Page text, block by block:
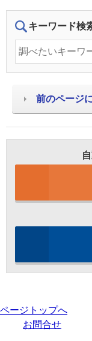
キーワード検
前のページ
ページトップへ
お問合せ